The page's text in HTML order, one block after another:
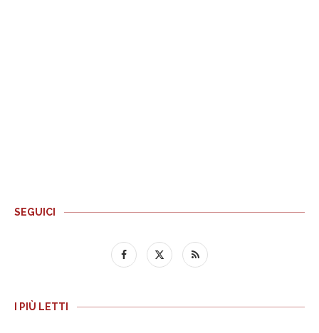
SEGUICI
I PIÙ LETTI